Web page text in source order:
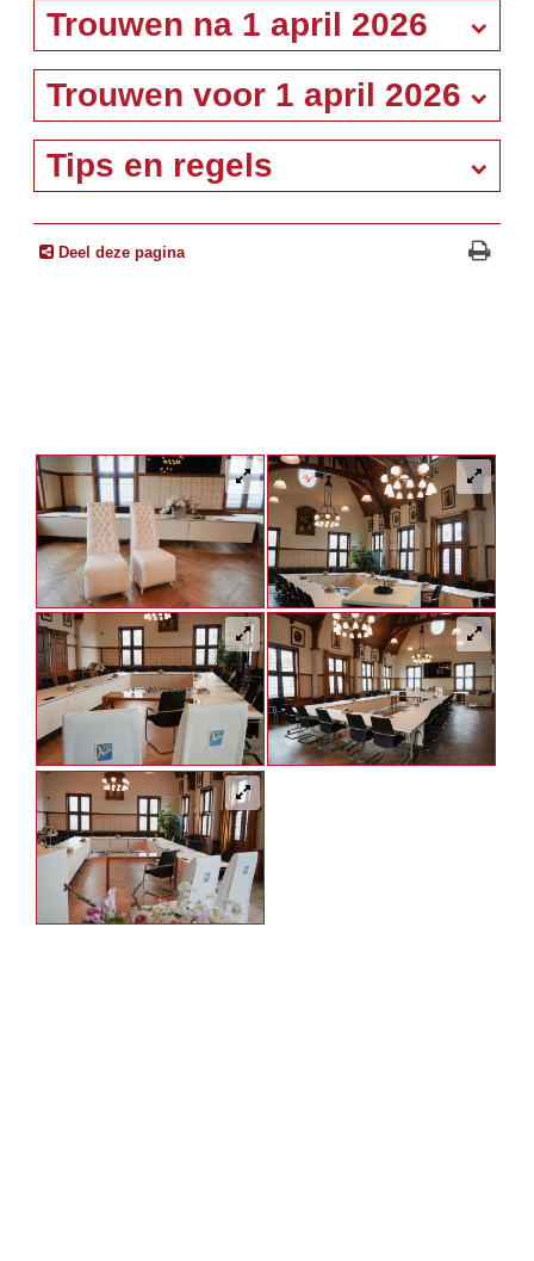
Trouwen na 1 april 2026
Trouwen voor 1 april 2026
Tips en regels
Deel deze pagina